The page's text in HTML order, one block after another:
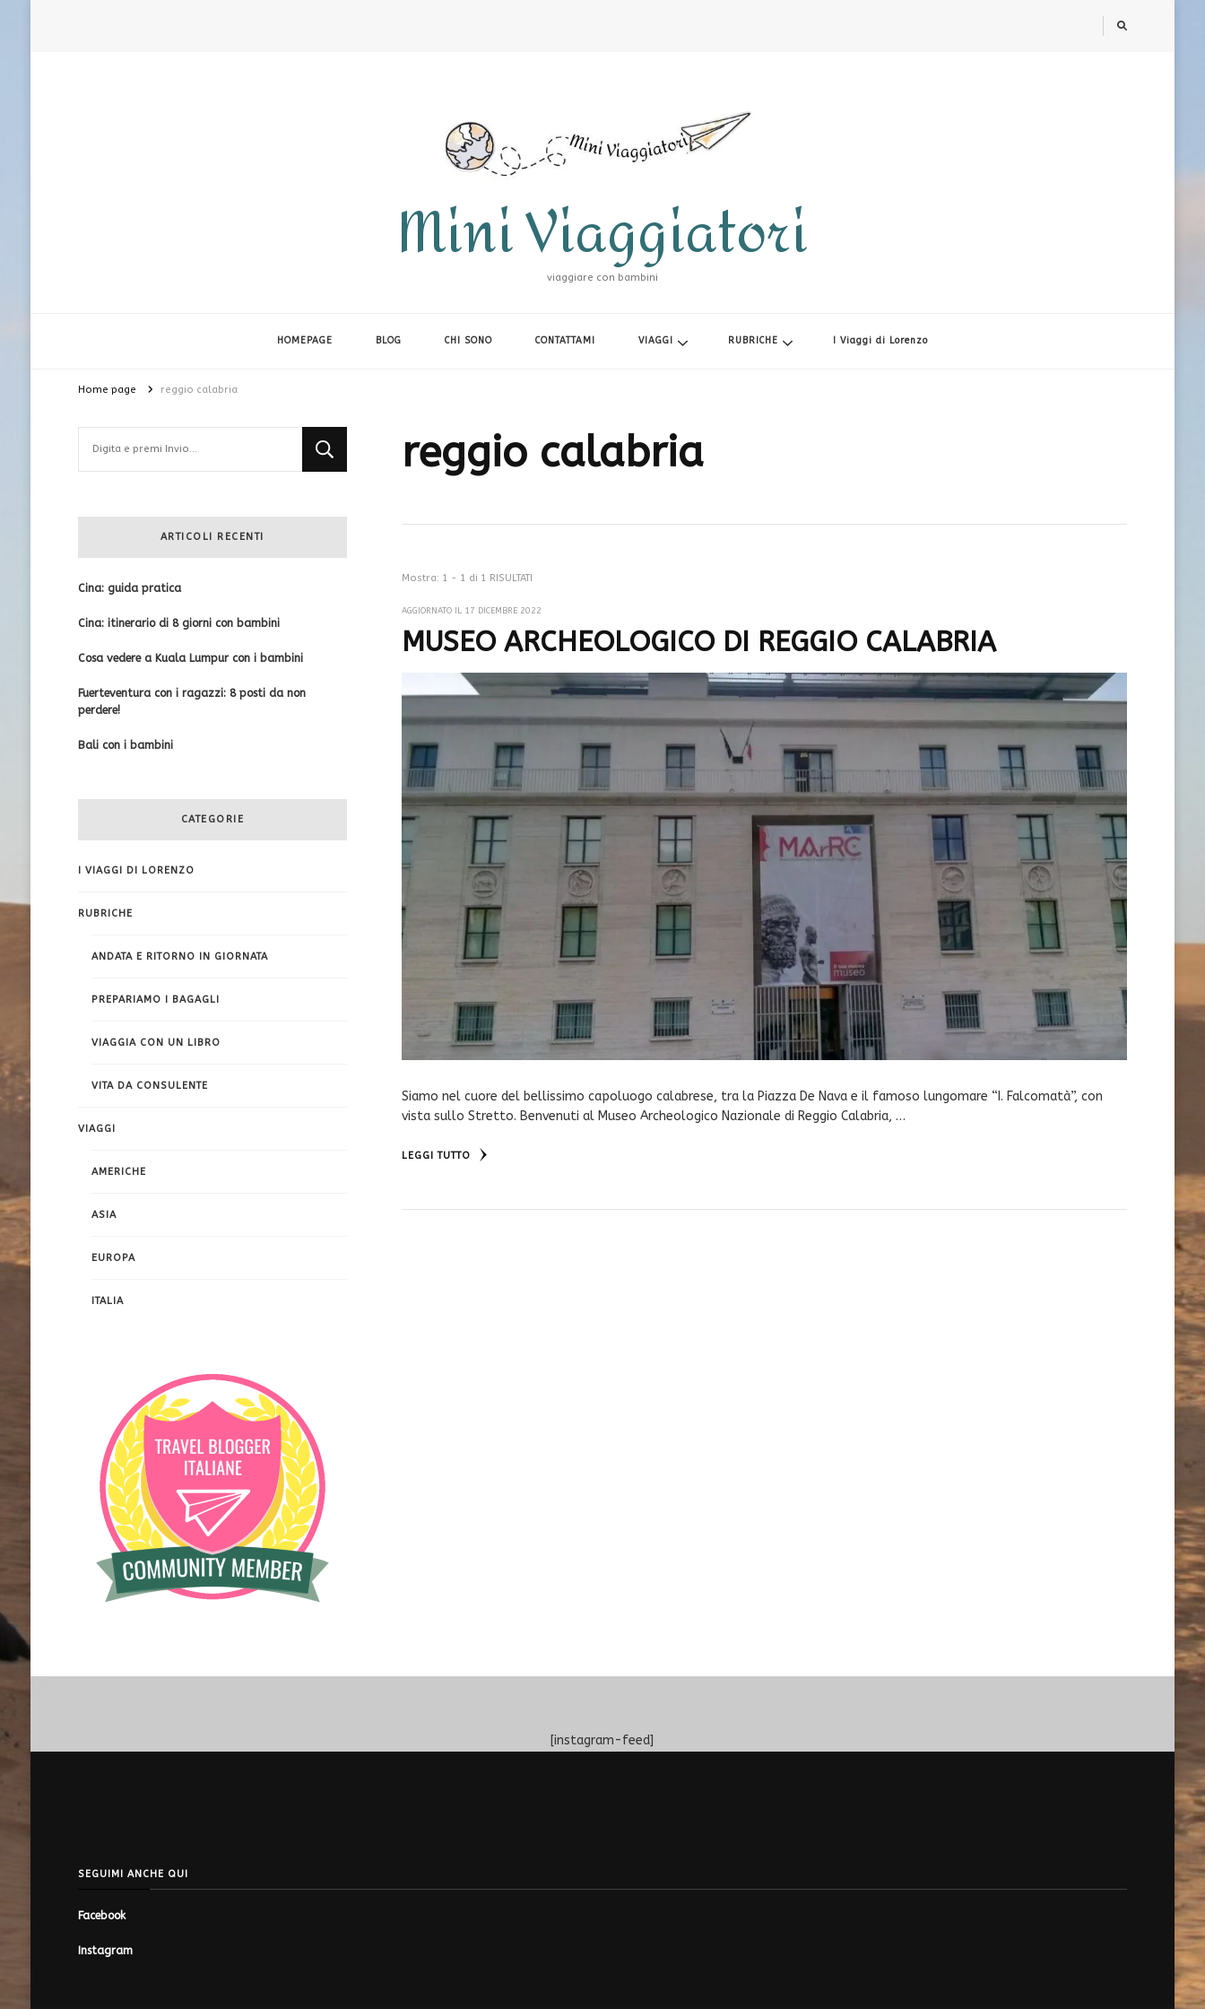
Mini Viaggiatori
viaggiare con bambini
HOMEPAGE BLOG CHI SONO CONTATTAMI VIAGGI RUBRICHE I Viaggi di Lorenzo
Home page reggio calabria
reggio calabria
Mostra: 1 - 1 di 1 RISULTATI
AGGIORNATO IL 17 DICEMBRE 2022
MUSEO ARCHEOLOGICO DI REGGIO CALABRIA
Siamo nel cuore del bellissimo capoluogo calabrese, tra la Piazza De Nava e il famoso lungomare “I. Falcomatà”, con
vista sullo Stretto. Benvenuti al Museo Archeologico Nazionale di Reggio Calabria, …
LEGGI TUTTO
qualcosa?
ARTICOLI RECENTI
Cina: guida pratica
Cina: itinerario di 8 giorni con bambini
Cosa vedere a Kuala Lumpur con i bambini
Fuerteventura con i ragazzi: 8 posti da non
perdere!
Bali con i bambini
CATEGORIE
I VIAGGI DI LORENZO
RUBRICHE
ANDATA E RITORNO IN GIORNATA
PREPARIAMO I BAGAGLI
VIAGGIA CON UN LIBRO
VITA DA CONSULENTE
VIAGGI
AMERICHE
ASIA
EUROPA
ITALIA
[instagram-feed]
SEGUIMI ANCHE QUI
Facebook
Instagram